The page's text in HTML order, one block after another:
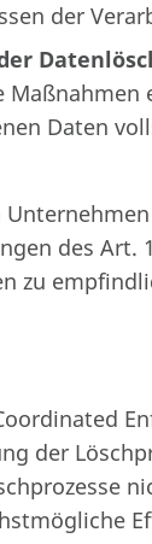
der
Maßnahmen
Daten
des Art.
zu
der